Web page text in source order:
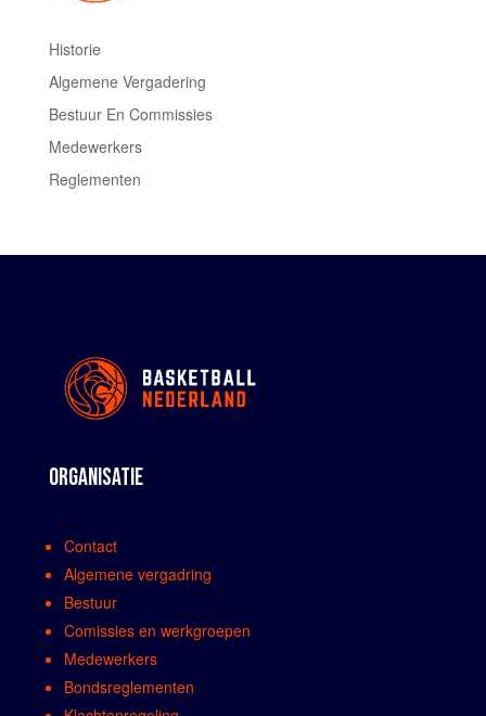
Historie
Algemene Vergadering
Bestuur En Commissies
Medewerkers
Reglementen
ORGANISATIE
Contact
Algemene vergadring
Bestuur
Comissies en werkgroepen
Medewerkers
Bondsreglementen